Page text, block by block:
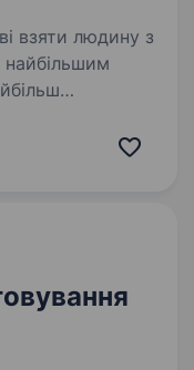
взяти людину з